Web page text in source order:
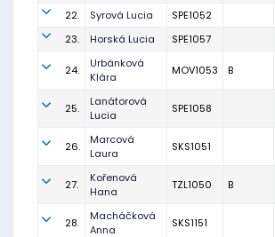
22. Syrová Lucia SPE1052
23.
Horská Lucia SPE1057
24.
Urbánková
Klára
MOV1053 B
25.
Lanátorová
Lucia
SPE1058
26.
Marcová
Laura
SKS1051
27.
Kořenová
Hana
TZL1050 B
28.
Macháčková
Anna
SKS1151